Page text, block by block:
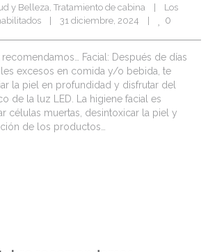
y Belleza, Tratamiento de cabina
Los
    |    31 diciembre, 2024    |
0
Facial: Después de días
excesos en comida y/o bebida, te
la piel en profundidad y disfrutar del
de la luz LED. La higiene facial es
células muertas, desintoxicar la piel y
de los productos…